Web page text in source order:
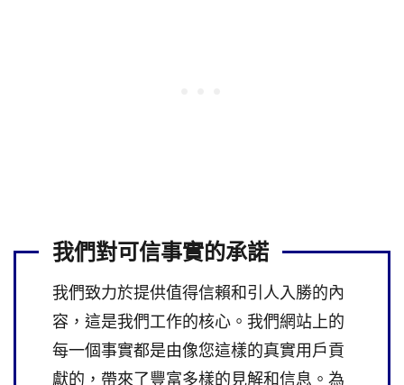
我們對可信事實的承諾
我們致力於提供值得信賴和引人入勝的內
容，這是我們工作的核心。我們網站上的
每一個事實都是由像您這樣的真實用戶貢
獻的，帶來了豐富多樣的見解和信息。為